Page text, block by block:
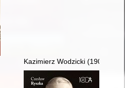
Kazimierz Wodzicki (1900-